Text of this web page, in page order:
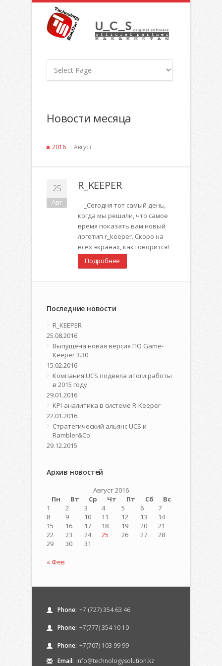
Новости месяца
2016 Август
25
Авг
R_KEEPER
_Сегодня тот самый день,
когда мы решили, что самое
время показать вам новый
логотип r_keeper. Скоро на
всех экранах, как говорится!
Подробнее
Последние новости
R_KEEPER
25.08.2016
Выпущена новая версия ПО Game-
Keeper 3.30
15.02.2016
Компания UCS подвела итоги работы
в 2015 году
29.01.2016
KPI-аналитика в системе R-Keeper
22.01.2016
Стратегический альянс UCS и
Rambler&Co
29.12.2015
Архив новостей
Август 2016
Пн
Вт Ср Чт Пт Сб
Вс
1
2 3 4 5 6
7
8
9 10 11 12 13
14
15
16 17 18 19 20
21
22
23 24 25 26 27
28
29
30 31
« Фев
Phone: +7 (727) 354 63 46
Phone: +7(777) 354 10 10
Phone: +7(707) 103 99 99
Email: info@technologysolution.kz